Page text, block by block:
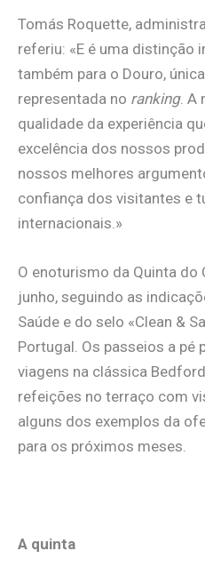
Tomás Roquette,
referiu: «E é uma distinção
também para o Douro,
representada no ranking. A
qualidade da experiência
excelência dos nossos
nossos melhores
confiança dos visitantes e
internacionais.»
O enoturismo da Quinta do
junho, seguindo as
Saúde e do selo «Clean &
Portugal. Os passeios a pé
viagens na clássica
refeições no terraço com
alguns dos exemplos da
para os próximos meses.
A quinta